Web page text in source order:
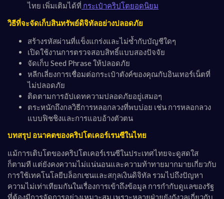
ไทย เพิ่มเติมได้ที่ กระเป๋าคริปโตยอดนิยม
วิธีที่จะจัดเก็บสินทรัพย์ดิจิทัลอย่างปลอดภัย
สร้างรหัสผ่านที่แข็งแกร่งและไม่ซ้ำกับบัญชีใดๆ
เปิดใช้งานการตรวจสอบสิทธิ์แบบสองปัจจัย
จัดเก็บ Seed Phrase ให้ปลอดภัย
หลีกเลี่ยงการเชื่อมต่อกระเป๋าตังค์ของคุณกับอินเทอร์เน็ตที่
ไม่ปลอดภัย
ติดตามการอัปเดทความปลอดภัยอยู่เสมอๆ
ตระหนักถึงกลวิธีการหลอกลวงที่พบบ่อย เช่น การหลอกลวง
แบบฟิชชิงและการแอบอ้างตัวตน
บทสรุป อนาคตของคริปโตเคอร์เรนซีในไทย
แม้การเติบโตของคริปโตเคอร์เรนซีในประเทศไทยจะดูสดใส
ก็ตามที แต่ยังคงความไม่แน่นอนและความท้าทายมากมายเกี่ยวกับ
การใช้เทคโนโลยีบล็อกเชนและสกุลเงินดิจิทัล รวมไปถึงปัญหา
ความไม่เท่าเทียมกันในเรื่องการเข้าถึงข้อมูล การกำกับดูแลของรัฐ
ที่ต้องมีการจัดการอย่างเหมาะสม เพราะหลายฝ่ายยังกังวลเกี่ยวกับ